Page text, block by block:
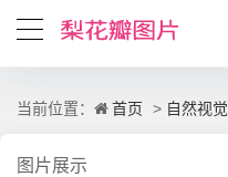
当前位置： 首页 > 自然视觉
图片展示